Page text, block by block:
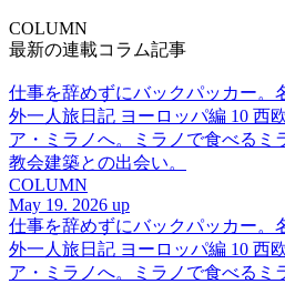
COLUMN
最新の連載コラム記事
仕事を辞めずにバックパッカー。
外一人旅日記 ヨーロッパ編 10 西
ア・ミラノへ。ミラノで食べるミ
教会建築との出会い。
COLUMN
May 19. 2026 up
仕事を辞めずにバックパッカー。
外一人旅日記 ヨーロッパ編 10 西
ア・ミラノへ。ミラノで食べるミ